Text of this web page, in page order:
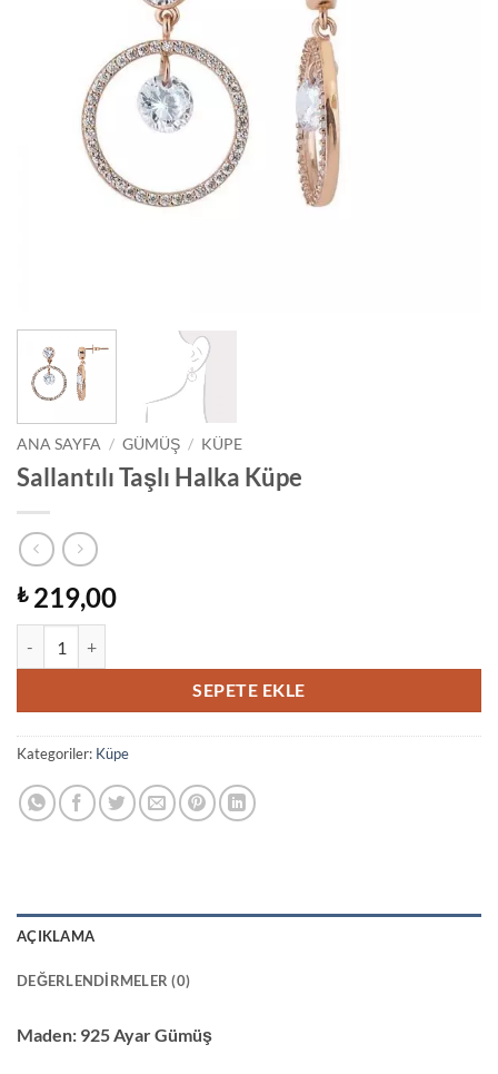
ANA SAYFA / GÜMÜŞ / KÜPE
Sallantılı Taşlı Halka Küpe
₺219,00
SEPETE EKLE
Kategoriler: Küpe
AÇIKLAMA
DEĞERLENDIRMELER (0)
Maden: 925 Ayar Gümüş